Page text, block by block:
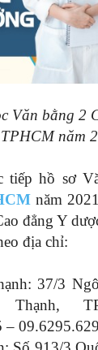
Văn bằng 2
TPHCM năm
tiếp hồ sơ
năm
đẳng Y
địa chỉ:
37/3
Thạnh,
–